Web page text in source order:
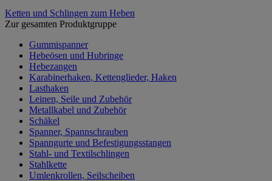
Ketten und Schlingen zum Heben
Zur gesamten Produktgruppe
Gummispanner
Hebeösen und Hubringe
Hebezangen
Karabinerhaken, Kettenglieder, Haken
Lasthaken
Leinen, Seile und Zubehör
Metallkabel und Zubehör
Schäkel
Spanner, Spannschrauben
Spanngurte und Befestigungsstangen
Stahl- und Textilschlingen
Stahlkette
Umlenkrollen, Seilscheiben